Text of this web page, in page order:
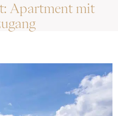
Apartment mit